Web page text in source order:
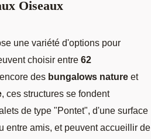
Oiseaux
une variété d'options pour
choisir entre 62
des bungalows nature et
, ces structures se fondent
de type "Pontet", d'une surface
entre amis, et peuvent accueillir de